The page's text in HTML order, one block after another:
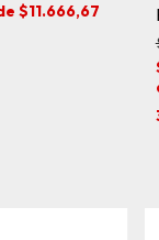
$11.666,67